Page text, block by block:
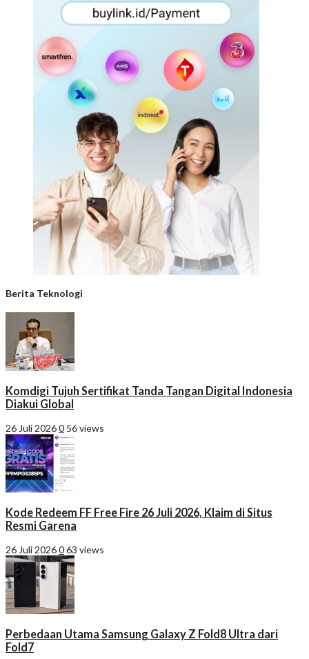
Berita Teknologi
Komdigi Tujuh Sertifikat Tanda Tangan Digital Indonesia
Diakui Global
26 Juli 20260 56 views
Kode Redeem FF Free Fire 26 Juli 2026, Klaim di Situs
Resmi Garena
26 Juli 2026063 views
Perbedaan Utama Samsung Galaxy Z Fold8 Ultra dari
Fold7